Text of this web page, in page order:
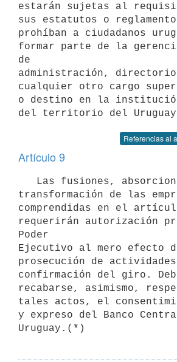
estarán sujetas al
sus estatutos o
prohíban a ciudadanos
formar parte de la
de
administración,
cualquier otro cargo
o destino en la
del territorio del
Referencias al
Artículo 9
transformación de las
comprendidas en el
requerirán autorización
Poder
Ejecutivo al mero efecto
prosecución de
confirmación del giro.
recabarse, asimismo,
tales actos, el
y expreso del Banco